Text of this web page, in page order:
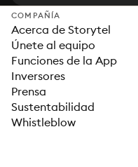
COMPAÑÍA
Acerca de Storytel
Únete al equipo
Funciones de la App
Inversores
Prensa
Sustentabilidad
Whistleblow